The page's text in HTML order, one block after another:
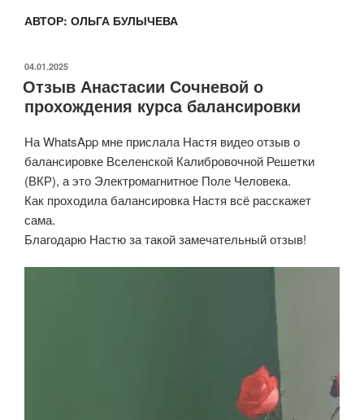
АВТОР: ОЛЬГА БУЛЫЧЕВА
ОПУБЛИКОВАНО
04.01.2025
Отзыв Анастасии Сочневой о
прохождения курса балансировки
На WhatsApp мне прислала Настя видео отзыв о
балансировке Вселенской Калибровочной Решетки
(ВКР), а это Электромагнитное Поле Человека.
Как проходила балансировка Настя всё расскажет
сама.
Благодарю Настю за такой замечательный отзыв!